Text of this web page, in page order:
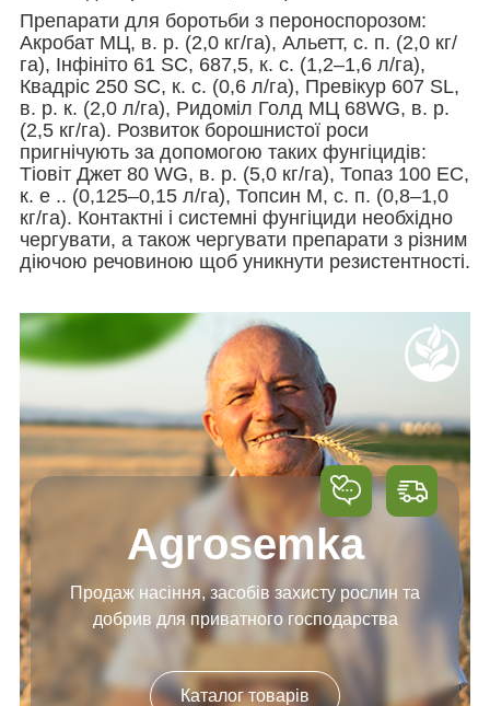
Препарати для боротьби з пероноспорозом:
Акробат МЦ, в. р. (2,0 кг/га), Альетт, с. п. (2,0 кг/
га), Інфініто 61 SC, 687,5, к. с. (1,2–1,6 л/га),
Квадріс 250 SC, к. с. (0,6 л/га), Превікур 607 SL,
в. р. к. (2,0 л/га), Ридоміл Голд МЦ 68WG, в. р.
(2,5 кг/га). Розвиток борошнистої роси
пригнічують за допомогою таких фунгіцидів:
Тіовіт Джет 80 WG, в. р. (5,0 кг/га), Топаз 100 ЕС,
к. е .. (0,125–0,15 л/га), Топсин М, с. п. (0,8–1,0
кг/га). Контактні і системні фунгіциди необхідно
чергувати, а також чергувати препарати з різним
діючою речовиною щоб уникнути резистентності.
Agrosemka
Продаж насіння, засобів захисту рослин та
добрив для приватного господарства
Каталог товарів